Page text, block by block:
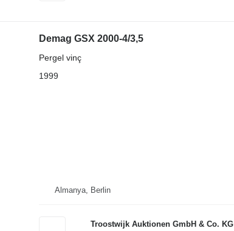
Demag GSX 2000-4/3,5
Pergel vinç
1999
Almanya, Berlin
Troostwijk Auktionen GmbH & Co. KG